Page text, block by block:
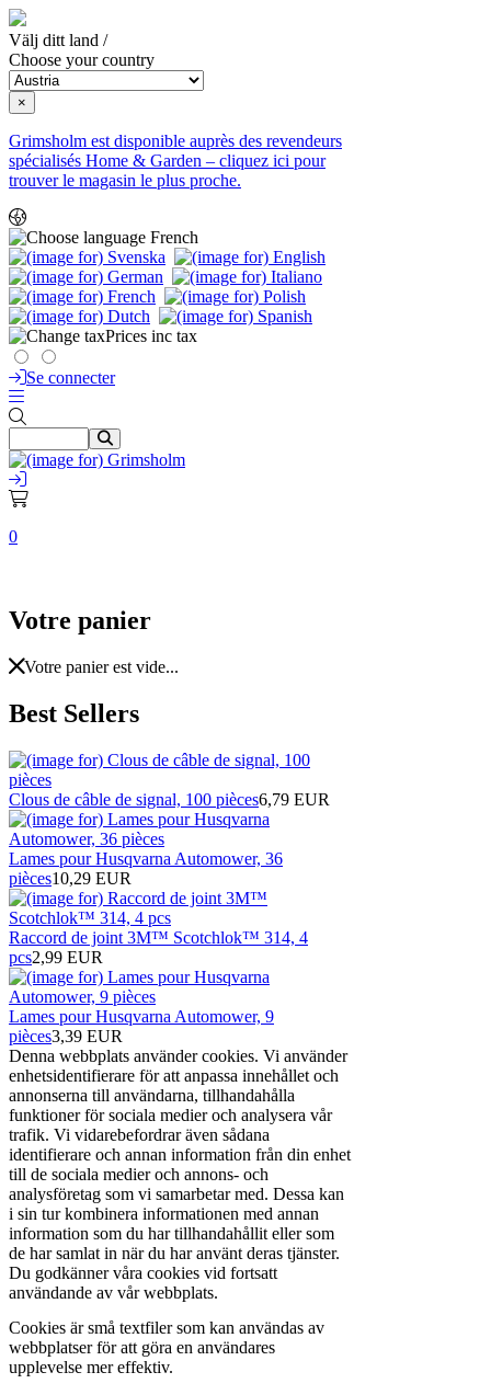
Välj ditt land /
Choose your country
×
Grimsholm est disponible auprès des revendeurs
spécialisés Home & Garden – cliquez ici pour
trouver le magasin le plus proche.
French
Prices inc tax
Se connecter
0
Votre panier
Votre panier est vide...
Best Sellers
Clous de câble de signal, 100 pièces6,79 EUR
Lames pour Husqvarna Automower, 36
pièces10,29 EUR
Raccord de joint 3M™ Scotchlok™ 314, 4
pcs2,99 EUR
Lames pour Husqvarna Automower, 9
pièces3,39 EUR
Denna webbplats använder cookies. Vi använder
enhetsidentifierare för att anpassa innehållet och
annonserna till användarna, tillhandahålla
funktioner för sociala medier och analysera vår
trafik. Vi vidarebefordrar även sådana
identifierare och annan information från din enhet
till de sociala medier och annons- och
analysföretag som vi samarbetar med. Dessa kan
i sin tur kombinera informationen med annan
information som du har tillhandahållit eller som
de har samlat in när du har använt deras tjänster.
Du godkänner våra cookies vid fortsatt
användande av vår webbplats.
Cookies är små textfiler som kan användas av
webbplatser för att göra en användares
upplevelse mer effektiv.